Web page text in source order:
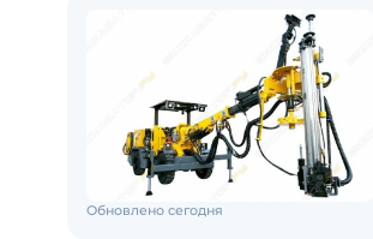
Обновлено сегодня